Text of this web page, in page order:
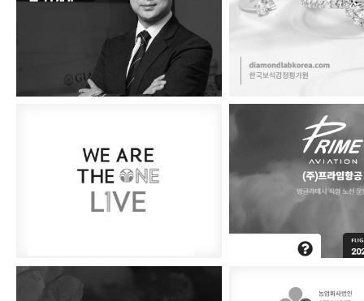
보석왕 젬틀맨 한국보석감정평
뉴스킨 라이브 프라임항공